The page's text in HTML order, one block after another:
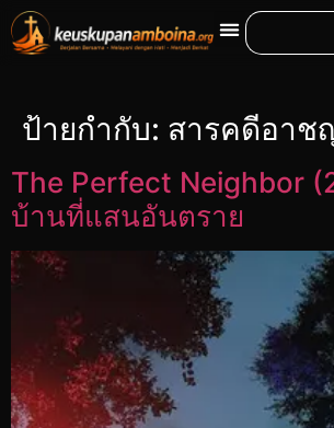
ป้ายกำกับ: สารคดีอาช
The Perfect Neighbor
บ้านที่แสนอันตราย